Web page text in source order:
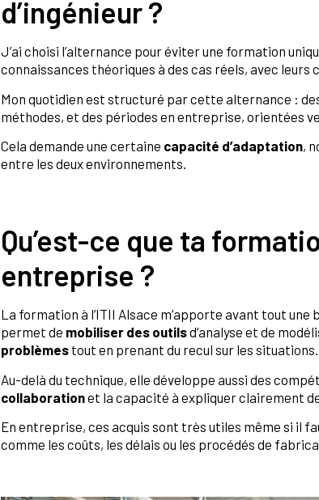
d’ingénieur ?
J’ai choisi l’alternance pour éviter une formation
connaissances théoriques à des cas réels, avec leurs
Mon quotidien est structuré par cette alternance :
méthodes, et des périodes en entreprise, orientées
Cela demande une certaine capacité d’adaptation,
entre les deux environnements.
Qu’est-ce que ta
entreprise ?
La formation à l’ITII Alsace m’apporte avant tout
permet de mobiliser des outilsd’analyse et de
problèmes tout en prenant du recul sur les situations.
Au-delà du technique, elle développe aussi des
collaborationet la capacité à expliquer clairement
En entreprise, ces acquis sont très utiles même si il
comme les coûts, les délais ou les procédés de